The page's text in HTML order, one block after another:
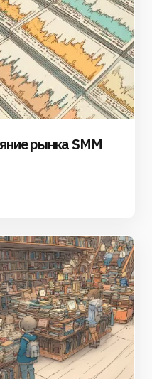
рынка SMM